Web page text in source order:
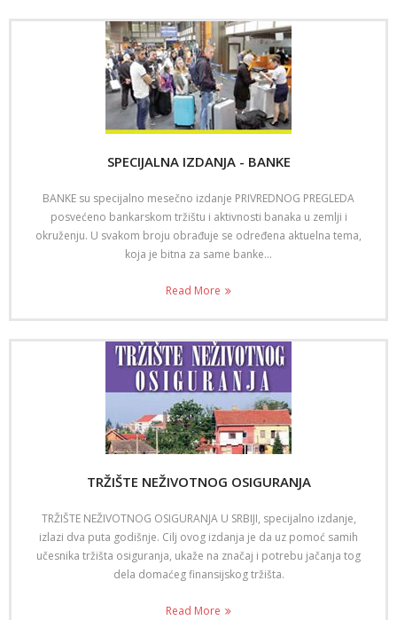
SPECIJALNA IZDANJA - BANKE
BANKE su specijalno mesečno izdanje PRIVREDNOG PREGLEDA
posvećeno bankarskom tržištu i aktivnosti banaka u zemlji i
okruženju. U svakom broju obrađuje se određena aktuelna tema,
koja je bitna za same banke...
Read More
TRŽIŠTE NEŽIVOTNOG OSIGURANJA
TRŽIŠTE NEŽIVOTNOG OSIGURANJA U SRBIJI, specijalno izdanje,
izlazi dva puta godišnje. Cilj ovog izdanja je da uz pomoć samih
učesnika tržišta osiguranja, ukaže na značaj i potrebu jačanja tog
dela domaćeg finansijskog tržišta.
Read More